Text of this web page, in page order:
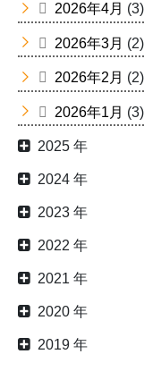
2026年4月 (3)
2026年3月 (2)
2026年2月 (2)
2026年1月 (3)
2025 年
2024 年
2023 年
2022 年
2021 年
2020 年
2019 年